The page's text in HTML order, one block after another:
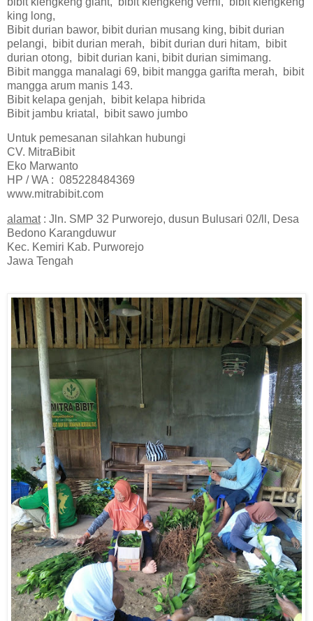
king long,
Bibit durian bawor, bibit durian musang king, bibit durian
pelangi, bibit durian merah, bibit durian duri hitam, bibit
durian otong, bibit durian kani, bibit durian simimang.
Bibit mangga manalagi 69, bibit mangga garifta merah, bibit
mangga arum manis 143.
Bibit kelapa genjah, bibit kelapa hibrida
Bibit jambu kriatal, bibit sawo jumbo
Untuk pemesanan silahkan hubungi
CV. MitraBibit
Eko Marwanto
HP / WA : 085228484369
www.mitrabibit.com
alamat: Jln. SMP 32 Purworejo, dusun Bulusari 02/ll, Desa
Bedono Karangduwur
Kec. Kemiri Kab. Purworejo
Jawa Tengah